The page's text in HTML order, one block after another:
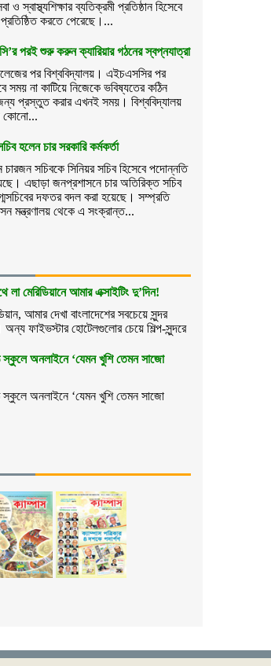
ও স্বাস্থ্যশিক্ষার ব্যতিক্রমী প্রতিষ্ঠান হিসেবে
করতে পেরেছে।...
পরই শুরু করুন ক্যারিয়ার গঠনের স্বপ্নযাত্রা
পর বিশ্ববিদ্যালয়। এইচএসসির পর
সময় না কাটিয়ে নিজেকে ভবিষ্যতের কঠিন
প্রস্তুত করার এখনই সময়। বিশ্ববিদ্যালয়
কোনো...
হলেন চার সরকারি কর্মকর্তা
চারজন সচিবকে সিনিয়র সচিব হিসেবে পদোন্নতি
এছাড়া জনপ্রশাসনে চার অতিরিক্ত সচিব
দফতর বদল করা হয়েছে। সম্প্রতি
মন্ত্রণালয় থেকে এ সংক্রান্ত...
লা মেরিডিয়ানে আমার এক্সাইটিং দু’দিন!
আমার দেখা বাংলাদেশের সবচেয়ে সুন্দর
ফাইভস্টার হোটেলগুলোর চেয়ে শিল্প-সুন্দরে
অনলাইনে ‘যেমন খুশি তেমন সাজো
অনলাইনে ‘যেমন খুশি তেমন সাজো